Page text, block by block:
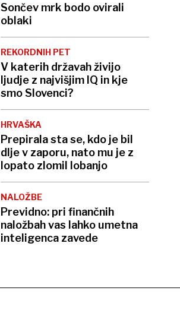
Sončev mrk bodo ovirali
oblaki
REKORDNIH PET
V katerih državah živijo
ljudje z najvišjim IQ in kje
smo Slovenci?
HRVAŠKA
Prepirala sta se, kdo je bil
dlje v zaporu, nato mu je z
lopato zlomil lobanjo
NALOŽBE
Previdno: pri finančnih
naložbah vas lahko umetna
inteligenca zavede